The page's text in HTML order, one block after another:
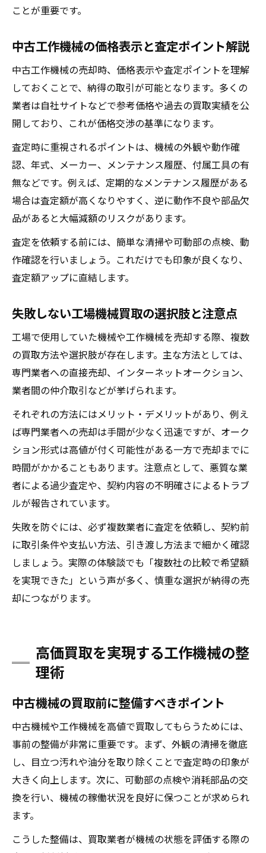
ことが重要です。
中古工作機械の価格表示と査定ポイント解説
中古工作機械の売却時、価格表示や査定ポイントを理解
しておくことで、納得の取引が可能となります。多くの
業者は自社サイトなどで参考価格や過去の買取実績を公
開しており、これが価格交渉の基準になります。
査定時に重視されるポイントは、機械の外観や動作確
認、年式、メーカー、メンテナンス履歴、付属工具の有
無などです。例えば、定期的なメンテナンス履歴がある
場合は査定額が高くなりやすく、逆に動作不良や部品欠
品があると大幅減額のリスクがあります。
査定を依頼する前には、簡単な清掃や可動部の点検、動
作確認を行いましょう。これだけでも印象が良くなり、
査定額アップに直結します。
失敗しない工場機械買取の選択肢と注意点
工場で使用していた機械や工作機械を売却する際、複数
の買取方法や選択肢が存在します。主な方法としては、
専門業者への直接売却、インターネットオークション、
業者間の仲介取引などが挙げられます。
それぞれの方法にはメリット・デメリットがあり、例え
ば専門業者への売却は手間が少なく迅速ですが、オーク
ション形式は高値が付く可能性がある一方で売却までに
時間がかかることもあります。注意点として、悪質な業
者による過少査定や、契約内容の不明確さによるトラブ
ルが報告されています。
失敗を防ぐには、必ず複数業者に査定を依頼し、契約前
に取引条件や支払い方法、引き渡し方法まで細かく確認
しましょう。実際の体験談でも「複数社の比較で希望額
を実現できた」という声が多く、慎重な選択が納得の売
却につながります。
高価買取を実現する工作機械の整
理術
中古機械の買取前に整備すべきポイント
中古機械や工作機械を高値で買取してもらうためには、
事前の整備が非常に重要です。まず、外観の清掃を徹底
し、目立つ汚れや油分を取り除くことで査定時の印象が
大きく向上します。次に、可動部の点検や消耗部品の交
換を行い、機械の稼働状況を良好に保つことが求められ
ます。
こうした整備は、買取業者が機械の状態を評価する際の